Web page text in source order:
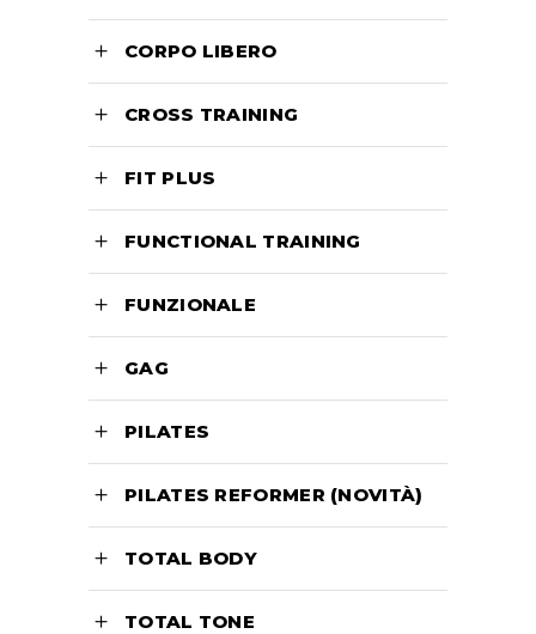
CORPO LIBERO
CROSS TRAINING
FIT PLUS
FUNCTIONAL TRAINING
FUNZIONALE
GAG
PILATES
PILATES REFORMER (NOVITÀ)
TOTAL BODY
TOTAL TONE